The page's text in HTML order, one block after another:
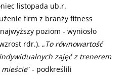
listopada ub.r.
firm z branży fitness
poziom - wyniosło
rdr.). „To równowartość
zajęć z trenerem
” - podkreślili